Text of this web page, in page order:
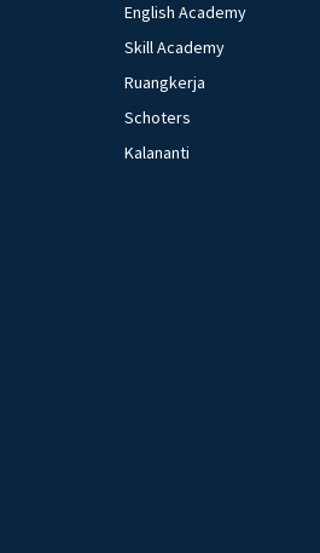
English Academy
Skill Academy
Ruangkerja
Schoters
Kalananti